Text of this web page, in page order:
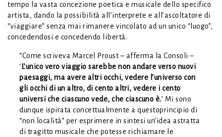
tempo la vasta concezione poetica e musicale dello specifico
artista, dando la possibilità all’interprete e all’ascoltatore di
“viaggiare” senza mai rimanere vincolato ad un unico “luogo”,
concedendosi e concedendo libertà.
“Come scriveva Marcel Proust – afferma la Consoli –
‘ L’unico vero viaggio sarebbe non andare verso nuovi
paesaggi, ma avere altri occhi, vedere l’universo con
gli occhi di un altro, di cento altri, vedere i cento
universi che ciascuno vede, che ciascuno è.’ Mi sono
dunque ispirata concettualmente a questoprincipio di
“non località” per esprimere in sintesi un’idea astratta
di tragitto musicale che potesse richiamare le